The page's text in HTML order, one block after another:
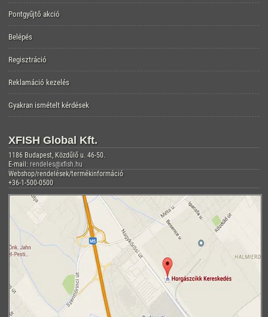
Pontgyűjtő akció
Belépés
Regisztráció
Reklamáció kezelés
Gyakran ismételt kérdések
XFISH Global Kft.
1186 Budapest, Közdűlő u. 46-50.
E-mail: rendeles@xfish.hu
Webshop/rendelések/termékinformáció
+36-1-500-0500